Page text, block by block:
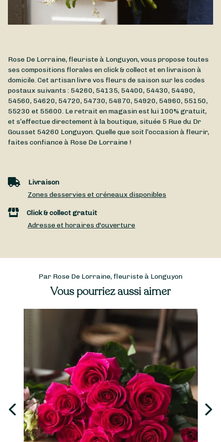
Rose De Lorraine, fleuriste à Longuyon, vous propose toutes
ses compositions florales en click & collect et en livraison à
domicile. Cet artisan livre vos fleurs de saison sur les codes
postaux suivants : 54260, 54135, 54400, 54430, 54490,
54560, 54620, 54720, 54730, 54870, 54920, 54960, 55150,
55230 et 55600. Le retrait en magasin est lui 100% gratuit,
et s’effectue directement à la boutique, située 5 Rue du Dr
Gousset 54260 Longuyon. Quelle que soit l’occasion à fleurir,
faites confiance à Rose De Lorraine !
Livraison
Zones desservies et créneaux disponibles
Click & collect gratuit
Adresse et horaires d'ouverture
Par Rose De Lorraine, fleuriste à Longuyon
Vous pourriez aussi aimer